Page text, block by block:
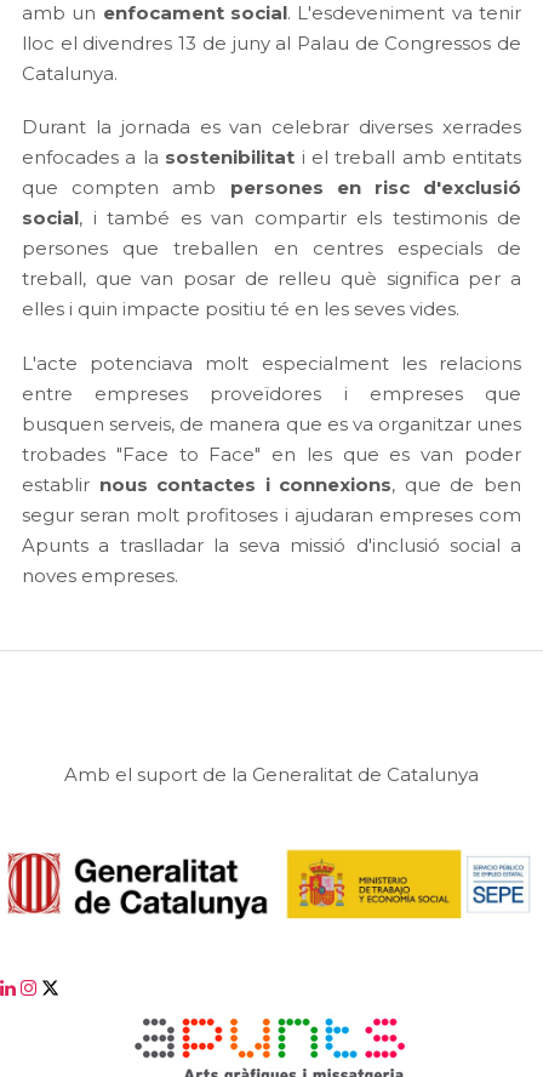
amb un enfocament social. L'esdeveniment va tenir
lloc el divendres 13 de juny al Palau de Congressos de
Catalunya.
Durant la jornada es van celebrar diverses xerrades
enfocades a la sostenibilitat i el treball amb entitats
que compten amb persones en risc d'exclusió
social, i també es van compartir els testimonis de
persones que treballen en centres especials de
treball, que van posar de relleu què significa per a
elles i quin impacte positiu té en les seves vides.
L'acte potenciava molt especialment les relacions
entre empreses proveïdores i empreses que
busquen serveis, de manera que es va organitzar unes
trobades "Face to Face" en les que es van poder
establir nous contactes i connexions, que de ben
segur seran molt profitoses i ajudaran empreses com
Apunts a traslladar la seva missió d'inclusió social a
noves empreses.
Amb el suport de la Generalitat de Catalunya